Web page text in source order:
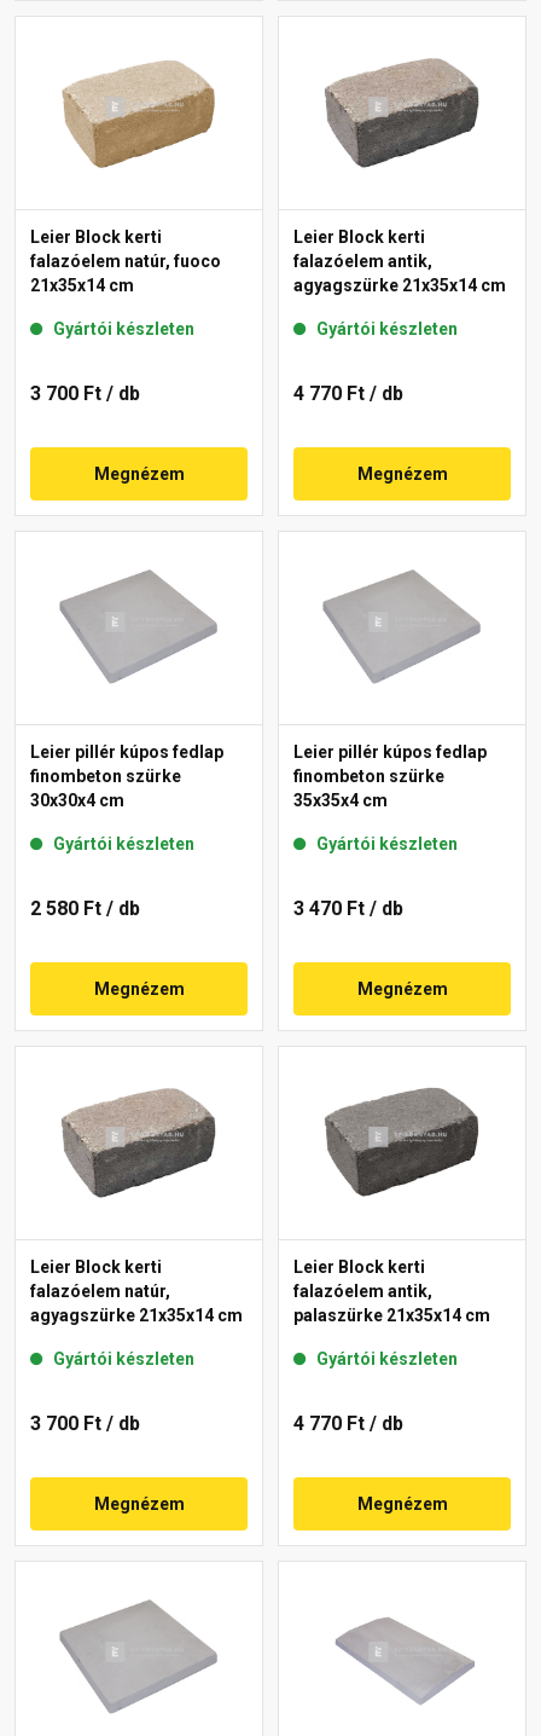
Leier Block kerti
falazóelem natúr, fuoco
21x35x14 cm
Gyártói készleten
3 700 Ft / db
Megnézem
Leier Block kerti
falazóelem antik,
agyagszürke 21x35x14 cm
Gyártói készleten
4 770 Ft / db
Megnézem
Leier pillér kúpos fedlap
finombeton szürke
30x30x4 cm
Gyártói készleten
2 580 Ft / db
Megnézem
Leier pillér kúpos fedlap
finombeton szürke
35x35x4 cm
Gyártói készleten
3 470 Ft / db
Megnézem
Leier Block kerti
falazóelem natúr,
agyagszürke 21x35x14 cm
Gyártói készleten
3 700 Ft / db
Megnézem
Leier Block kerti
falazóelem antik,
palaszürke 21x35x14 cm
Gyártói készleten
4 770 Ft / db
Megnézem